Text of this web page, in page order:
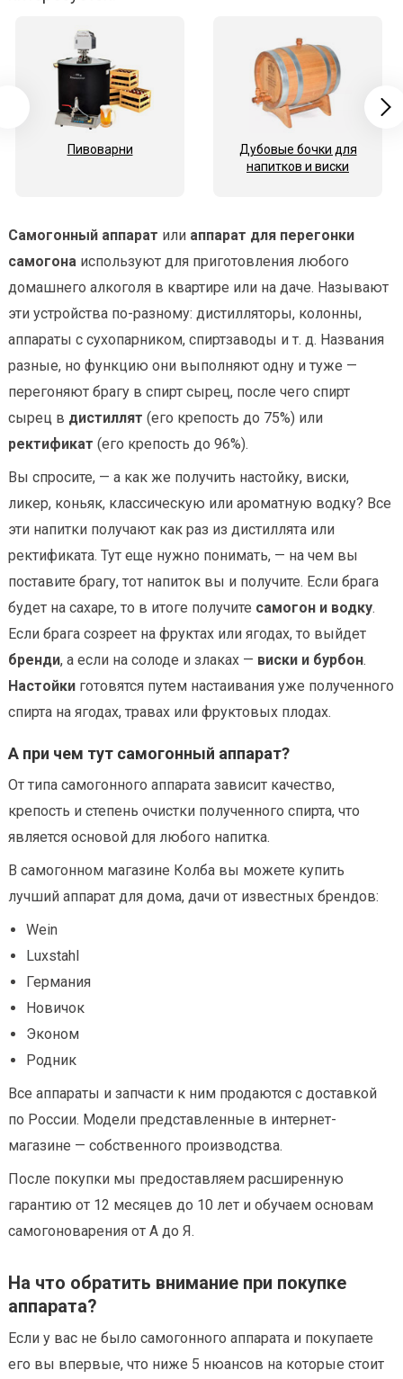
Пивоварни
Дубовые бочки для
напитков и виски
Самогонный аппарат или аппарат для перегонки
самогона используют для приготовления любого
домашнего алкоголя в квартире или на даче. Называют
эти устройства по-разному: дистилляторы, колонны,
аппараты с сухопарником, спиртзаводы и т. д. Названия
разные, но функцию они выполняют одну и туже —
перегоняют брагу в спирт сырец, после чего спирт
сырец в дистиллят (его крепость до 75%) или
ректификат (его крепость до 96%).
Вы спросите, — а как же получить настойку, виски,
ликер, коньяк, классическую или ароматную водку? Все
эти напитки получают как раз из дистиллята или
ректификата. Тут еще нужно понимать, — на чем вы
поставите брагу, тот напиток вы и получите. Если брага
будет на сахаре, то в итоге получите самогон и водку.
Если брага созреет на фруктах или ягодах, то выйдет
бренди, а если на солоде и злаках — виски и бурбон.
Настойки готовятся путем настаивания уже полученного
спирта на ягодах, травах или фруктовых плодах.
А при чем тут самогонный аппарат?
От типа самогонного аппарата зависит качество,
крепость и степень очистки полученного спирта, что
является основой для любого напитка.
В самогонном магазине Колба вы можете купить
лучший аппарат для дома, дачи от известных брендов:
Wein
Luxstahl
Германия
Новичок
Эконом
Родник
Все аппараты и запчасти к ним продаются с доставкой
по России. Модели представленные в интернет-
магазине — собственного производства.
После покупки мы предоставляем расширенную
гарантию от 12 месяцев до 10 лет и обучаем основам
самогоноварения от А до Я.
На что обратить внимание при покупке
аппарата?
Если у вас не было самогонного аппарата и покупаете
его вы впервые, что ниже 5 нюансов на которые стоит